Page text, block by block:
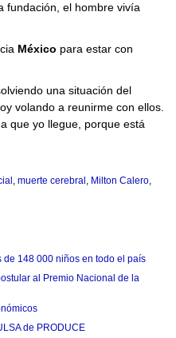
fundación, el hombre vivía
México para estar con
una situación del
volando a reunirme con ellos.
que yo llegue, porque está
, muerte cerebral , Milton Calero,
148 000 niños en todo el país
al Premio Nacional de la
de PRODUCE